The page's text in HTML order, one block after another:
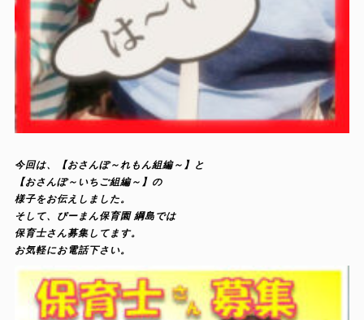
今回は、【おさんぽ～れもん組編～】と
【おさんぽ～いちご組編～】の
様子をお伝えしました。
そして、ぴーまん保育園 綱島では
保育士さん募集してます。
お気軽にお電話下さい。